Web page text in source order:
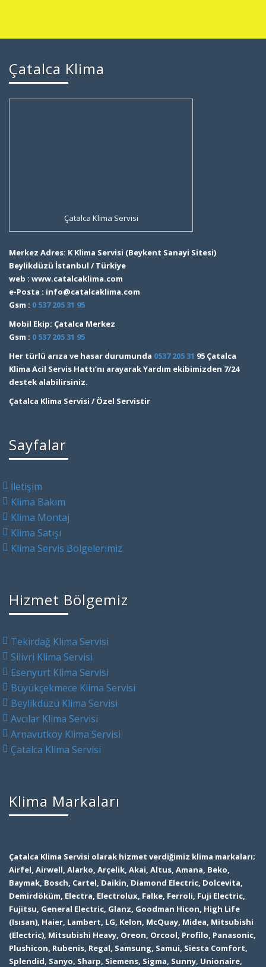
Çatalca Klima
Çatalca Klima Servisi
Merkez Adres: K Klima Servisi (Beykent Sanayi Sitesi)
Beylikdüzü İstanbul / Türkiye
web : www.catalcaklima.com
e-Posta : info@catalcaklima.com
Gsm : 0 537 205 31 95
Mobil Ekip: Çatalca Merkez
Gsm : 0 537 205 31 95
Her türlü arıza ve hasar durumunda 0537 205 31 95 Çatalca
Klima Acil Servis Hattı’nı arayarak Yardım ekibimizden 7/24
destek alabilirsiniz.
Çatalca Klima Servisi / Özel Servistir
Sayfalar
İletişim
Klima Bakım
Klima Montaj
Klima Satışı
Klima Servis Bölgelerimiz
Hizmet Bölgemiz
Tekirdağ Klima Servisi
Silivri Klima Servisi
Esenyurt Klima Servisi
Büyükçekmece Klima Servisi
Beylikdüzü Klima Servisi
Avcılar Klima Servisi
Arnavutköy Klima Servisi
Çatalca Klima Servisi
Klima Markaları
Çatalca Klima Servisi olarak hizmet verdiğimiz klima markaları;
Airfel, Airwell, Alarko, Arçelik, Akai, Altus, Amana, Beko,
Baymak, Bosch, Cartel, Daikin, Diamond Electric, Dolcevita,
Demirdöküm, Electra, Electrolux, Falke, Ferroli, Fuji Electric,
Fujitsu, General Electric, Glanz, Goodman Hicon, High Life
(Isısan), Haier, Lambert, LG, Kelon, McQuay, Midea, Mitsubishi
(Electric), Mitsubishi Heavy, Oreon, Orcool, Profilo, Panasonic,
Plushicon, Rubenis, Regal, Samsung, Samui, Siesta Comfort,
Splendid, Sanyo, Sharp, Siemens, Sigma, Sunny, Unionaire,